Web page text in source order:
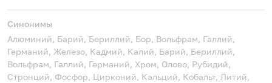
Синонимы
Алюминий, Барий, Бериллий, Бор, Вольфрам, Галлий,
Германий, Железо, Кадмий, Калий, Барий, Бериллий,
Вольфрам, Галлий, Германий, Хром, Олово, Рубидий,
Стронций, Фосфор, Цирконий, Кальций, Кобальт, Литий,